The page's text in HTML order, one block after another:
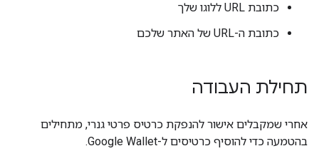
כתובת URL ללוגו שלך
כתובת ה-URL של האתר שלכם
תחילת העבודה
אחרי שמקבלים אישור להנפקת כרטיס פרטי גנרי, מתחילים
בהטמעה כדי להוסיף כרטיסים ל-Google Wallet.